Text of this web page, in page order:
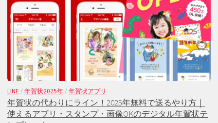
LINE / 年賀状2025年 / 年賀状アプリ
年賀状の代わりにライン！2025年無料で送るやり方｜
使えるアプリ・スタンプ・画像OKのデジタル年賀状テ